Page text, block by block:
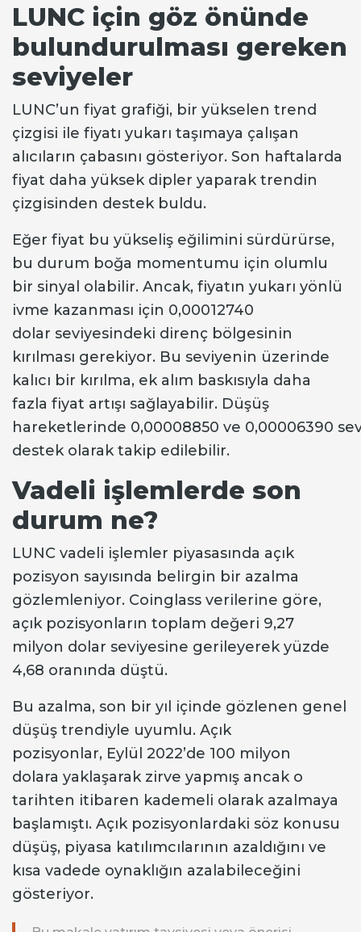
LUNC için göz önünde
bulundurulması gereken
seviyeler
LUNC’un fiyat grafiği, bir yükselen trend
çizgisi ile fiyatı yukarı taşımaya çalışan
alıcıların çabasını gösteriyor. Son haftalarda
fiyat daha yüksek dipler yaparak trendin
çizgisinden destek buldu.
Eğer fiyat bu yükseliş eğilimini sürdürürse,
bu durum boğa momentumu için olumlu
bir sinyal olabilir. Ancak, fiyatın yukarı yönlü
ivme kazanması için 0,00012740
dolar seviyesindeki direnç bölgesinin
kırılması gerekiyor. Bu seviyenin üzerinde
kalıcı bir kırılma, ek alım baskısıyla daha
fazla fiyat artışı sağlayabilir. Düşüş
hareketlerinde 0,00008850 ve 0,00006390
destek olarak takip edilebilir.
Vadeli işlemlerde son
durum ne?
LUNC vadeli işlemler piyasasında açık
pozisyon sayısında belirgin bir azalma
gözlemleniyor. Coinglass verilerine göre,
açık pozisyonların toplam değeri 9,27
milyon dolar seviyesine gerileyerek yüzde
4,68 oranında düştü.
Bu azalma, son bir yıl içinde gözlenen genel
düşüş trendiyle uyumlu. Açık
pozisyonlar, Eylül 2022’de 100 milyon
dolara yaklaşarak zirve yapmış ancak o
tarihten itibaren kademeli olarak azalmaya
başlamıştı. Açık pozisyonlardaki söz konusu
düşüş, piyasa katılımcılarının azaldığını ve
kısa vadede oynaklığın azalabileceğini
gösteriyor.